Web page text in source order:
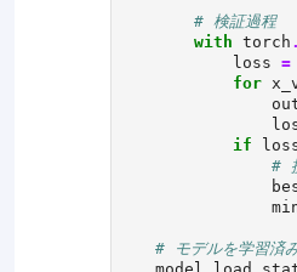
# 検証過程
with torch .
loss =
for
if
#
# モデルを学習済